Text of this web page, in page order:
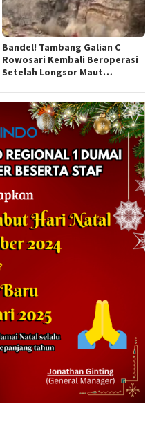
Bandel! Tambang Galian C
Rowosari Kembali Beroperasi
Setelah Longsor Maut